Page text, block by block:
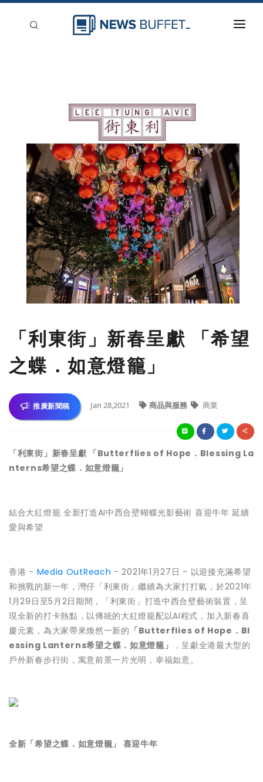
「利東街」新春呈獻 「希望
之蝶．如意燈籠」
推廣新聞稿 Jan 28,2021 商品與服務 商業
「利東街」新春呈獻 「Butterflies of Hope．Blessing La
nterns希望之蝶．如意燈籠」
結合大紅燈籠 全新打造AI中西合壁蝴蝶光影藝術 喜迎牛年 延續
愛與希望
香港 - Media OutReach - 2021年1月27日 - 以迎接充滿希望
和挑戰的新一年，灣仔「利東街」繼續為大家打打氣，於2021年
1月29日至5月2日期間，「利東街」打造中西合壁藝術裝置，呈
現全新的打卡熱點，以傳統的大紅燈籠配以AI程式，加入新春喜
慶元素，為大家帶來煥然一新的 「Butterflies of Hope．Bl
essing Lanterns希望之蝶．如意燈籠」
，呈獻全港最大型的
戶外新春步行街，寓意前景一片光明，幸福如意。
全新「希望之蝶．如意燈籠」 喜迎牛年